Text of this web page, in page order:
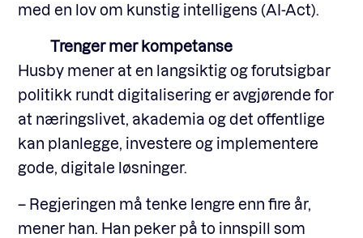
med en lov om kunstig intelligens (AI-Act).
Trenger mer kompetanse
Husby mener at en langsiktig og forutsigbar
politikk rundt digitalisering er avgjørende for
at næringslivet, akademia og det offentlige
kan planlegge, investere og implementere
gode, digitale løsninger.
– Regjeringen må tenke lengre enn fire år,
mener han. Han peker på to innspill som